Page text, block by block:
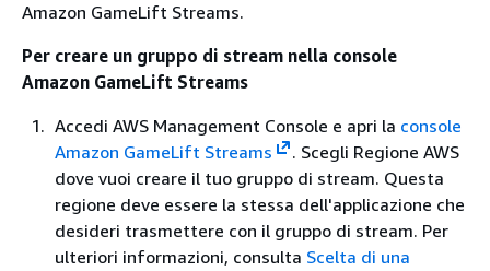
Amazon GameLift Streams.
Per creare un gruppo di stream nella console
Amazon GameLift Streams
Accedi AWS Management Console e apri la console
Amazon GameLift Streams
. Scegli Regione AWS
dove vuoi creare il tuo gruppo di stream. Questa
regione deve essere la stessa dell'applicazione che
desideri trasmettere con il gruppo di stream. Per
ulteriori informazioni, consulta Scelta di una